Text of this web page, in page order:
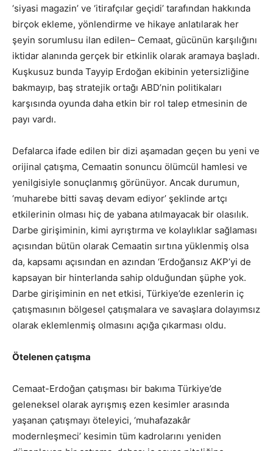
‘siyasi magazin’ ve ‘itirafçılar geçidi’ tarafından hakkında
birçok ekleme, yönlendirme ve hikaye anlatılarak her
şeyin sorumlusu ilan edilen– Cemaat, gücünün karşılığını
iktidar alanında gerçek bir etkinlik olarak aramaya başladı.
Kuşkusuz bunda Tayyip Erdoğan ekibinin yetersizliğine
bakmayıp, baş stratejik ortağı ABD’nin politikaları
karşısında oyunda daha etkin bir rol talep etmesinin de
payı vardı.
Defalarca ifade edilen bir dizi aşamadan geçen bu yeni ve
orijinal çatışma, Cemaatin sonuncu ölümcül hamlesi ve
yenilgisiyle sonuçlanmış görünüyor. Ancak durumun,
‘muharebe bitti savaş devam ediyor’ şeklinde artçı
etkilerinin olması hiç de yabana atılmayacak bir olasılık.
Darbe girişiminin, kimi ayrıştırma ve kolaylıklar sağlaması
açısından bütün olarak Cemaatin sırtına yüklenmiş olsa
da, kapsamı açısından en azından ‘Erdoğansız AKP’yi de
kapsayan bir hinterlanda sahip olduğundan şüphe yok.
Darbe girişiminin en net etkisi, Türkiye’de ezenlerin iç
çatışmasının bölgesel çatışmalara ve savaşlara dolayımsız
olarak eklemlenmiş olmasını açığa çıkarması oldu.
Ötelenen çatışma
Cemaat-Erdoğan çatışması bir bakıma Türkiye’de
geleneksel olarak ayrışmış ezen kesimler arasında
yaşanan çatışmayı öteleyici, ‘muhafazakâr
modernleşmeci’ kesimin tüm kadrolarını yeniden